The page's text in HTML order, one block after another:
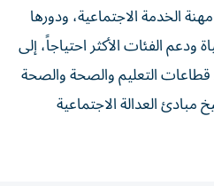
الخدمة الاجتماعية، ودورها
الفئات الأكثر احتياجاً، إلى
التعليم والصحة والصحة
العدالة الاجتماعية